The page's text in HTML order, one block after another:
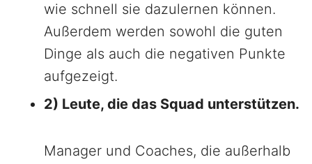
wie schnell sie dazulernen können.
Außerdem werden sowohl die guten
Dinge als auch die negativen Punkte
aufgezeigt.
2) Leute, die das Squad unterstützen.
Manager und Coaches, die außerhalb